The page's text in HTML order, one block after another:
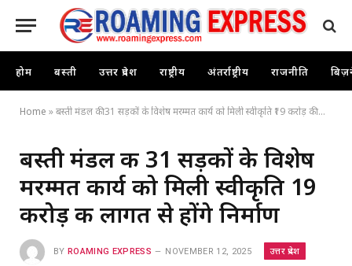
होम बस्ती उत्तर प्रदेश राष्ट्रीय अंतर्राष्ट्रीय राजनीति
Home »बस्ती मंडल की 31 सड़कों के विशेष मरम्मत कार्य को मिली स्वीकृति ₹19 करोड़ की लागत से होंगे निर्माण
बस्ती मंडल की 31 सड़कों के विशेष
मरम्मत कार्य को मिली स्वीकृति ₹19
करोड़ की लागत से होंगे निर्माण
BY ROAMING EXPRESS NOVEMBER 12, 2025 उत्तर प्रदेश